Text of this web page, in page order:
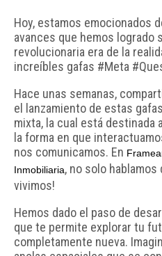
Hoy, estamos emocionados
avances que hemos logrado
revolucionaria era de la
increíbles gafas #Meta
Hace unas semanas,
el lanzamiento de estas
mixta, la cual está destinada
la forma en que
nos comunicamos. En
Inmobiliaria, no solo hablamos
vivimos!
Hemos dado el paso de
que te permite explorar tu
completamente nueva.